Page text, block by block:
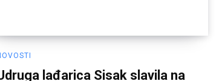
lađarica Sisak slavila na